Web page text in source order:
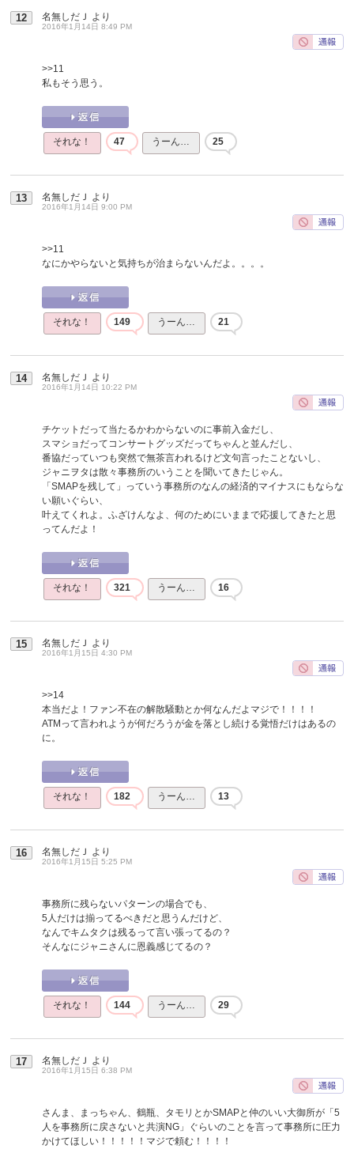
12 名無しだＪ より
2016年1月14日 8:49 PM
>>11
私もそう思う。
それな！ 47 うーん… 25
13 名無しだＪ より
2016年1月14日 9:00 PM
>>11
なにかやらないと気持ちが治まらないんだよ。。。。
それな！ 149 うーん… 21
14 名無しだＪ より
2016年1月14日 10:22 PM
チケットだって当たるかわからないのに事前入金だし、
スマショだってコンサートグッズだってちゃんと並んだし、
番協だっていつも突然で無茶言われるけど文句言ったことないし、
ジャニヲタは散々事務所のいうことを聞いてきたじゃん。
「SMAPを残して」っていう事務所のなんの経済的マイナスにもならな
い願いぐらい、
叶えてくれよ。ふざけんなよ、何のためにいままで応援してきたと思
ってんだよ！
それな！ 321 うーん… 16
15 名無しだＪ より
2016年1月15日 4:30 PM
>>14
本当だよ！ファン不在の解散騒動とか何なんだよマジで！！！！
ATMって言われようが何だろうが金を落とし続ける覚悟だけはあるの
に。
それな！ 182 うーん… 13
16 名無しだＪ より
2016年1月15日 5:25 PM
事務所に残らないパターンの場合でも、
5人だけは揃ってるべきだと思うんだけど、
なんでキムタクは残るって言い張ってるの？
そんなにジャニさんに恩義感じてるの？
それな！ 144 うーん… 29
17 名無しだＪ より
2016年1月15日 6:38 PM
さんま、まっちゃん、鶴瓶、タモリとかSMAPと仲のいい大御所が「5
人を事務所に戻さないと共演NG」ぐらいのことを言って事務所に圧力
かけてほしい！！！！！マジで頼む！！！！